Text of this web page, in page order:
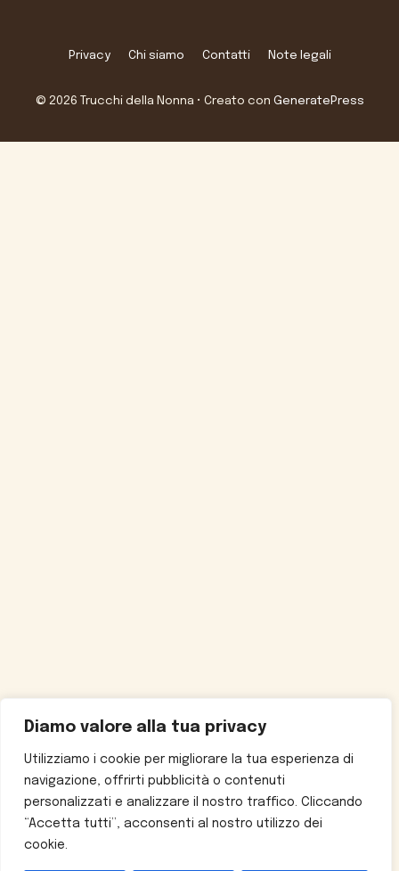
Diamo valore alla tua privacy
Utilizziamo i cookie per migliorare la tua esperienza di
navigazione, offrirti pubblicità o contenuti
personalizzati e analizzare il nostro traffico. Cliccando
“Accetta tutti”, acconsenti al nostro utilizzo dei
cookie.
Privacy Chi siamo Contatti Note legali
© 2026 Trucchi della Nonna • Creato con GeneratePress